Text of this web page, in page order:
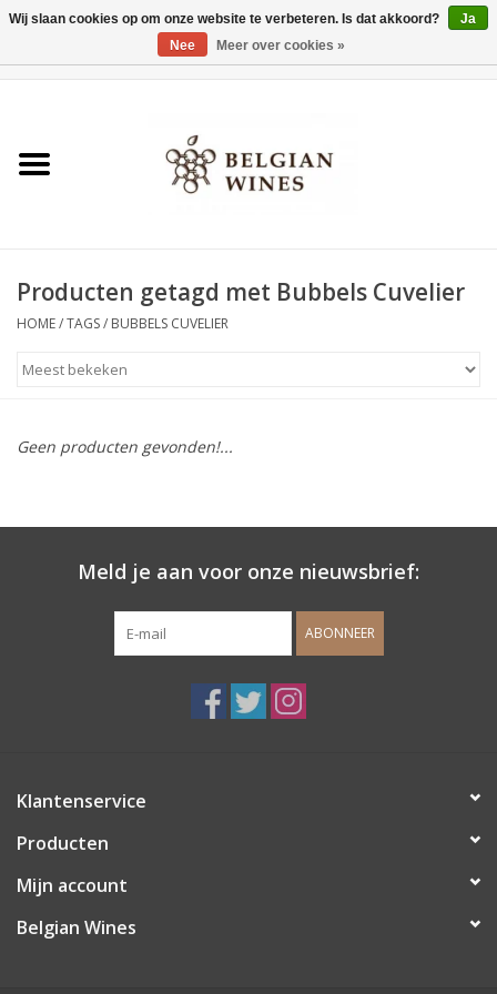
Wijnen
Wijnbar Antwerpen
Producten getagd met Bubbels Cuvelier
HOME/TAGS/ BUBBELS CUVELIER
Geen producten gevonden!...
Meld je aan voor onze nieuwsbrief:
ABONNEER
Klantenservice
Producten
Mijn account
Belgian Wines
Wij slaan cookies op om onze website te verbeteren. Is dat akkoord?
Ja
Nee
Meer over cookies »